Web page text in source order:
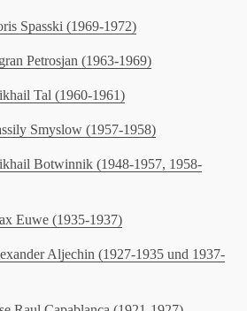
Spasski (1969-1972)
Petrosjan (1963-1969)
Tal (1960-1961)
Smyslow (1957-1958)
Botwinnik (1948-1957, 1958-
Euwe (1935-1937)
Aljechin (1927-1935 und 1937-